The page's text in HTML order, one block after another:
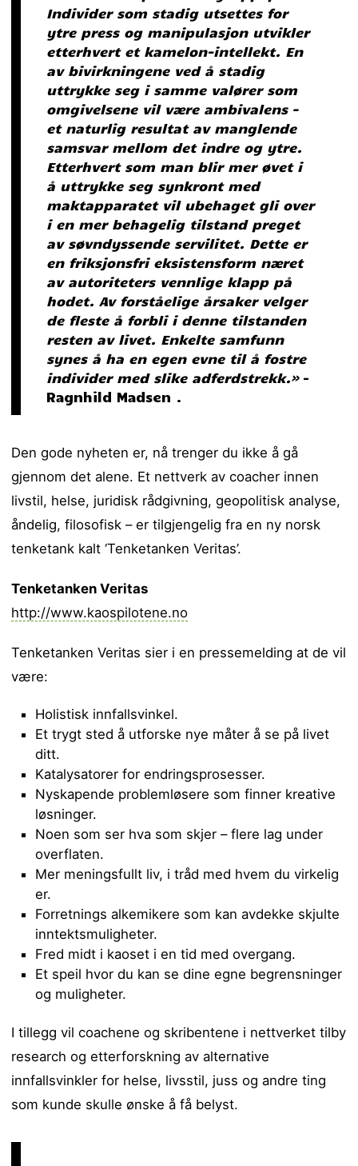
Individer som stadig utsettes for
ytre press og manipulasjon utvikler
etterhvert et kamelon-intellekt. En
av bivirkningene ved å stadig
uttrykke seg i samme valører som
omgivelsene vil være ambivalens –
et naturlig resultat av manglende
samsvar mellom det indre og ytre.
Etterhvert som man blir mer øvet i
å uttrykke seg synkront med
maktapparatet vil ubehaget gli over
i en mer behagelig tilstand preget
av søvndyssende servilitet. Dette er
en friksjonsfri eksistensform næret
av autoriteters vennlige klapp på
hodet. Av forståelige årsaker velger
de fleste å forbli i denne tilstanden
resten av livet. Enkelte samfunn
synes å ha en egen evne til å fostre
individer med slike adferdstrekk.»–
Ragnhild Madsen .
Den gode nyheten er, nå trenger du ikke å gå
gjennom det alene. Et nettverk av coacher innen
livstil, helse, juridisk rådgivning, geopolitisk analyse,
åndelig, filosofisk – er tilgjengelig fra en ny norsk
tenketank kalt ‘Tenketanken Veritas’.
Tenketanken Veritas
http://www.kaospilotene.no
Tenketanken Veritas sier i en pressemelding at de vil
være:
Holistisk innfallsvinkel.
Et trygt sted å utforske nye måter å se på livet
ditt.
Katalysatorer for endringsprosesser.
Nyskapende problemløsere som finner kreative
løsninger.
Noen som ser hva som skjer – flere lag under
overflaten.
Mer meningsfullt liv, i tråd med hvem du virkelig
er.
Forretnings alkemikere som kan avdekke skjulte
inntektsmuligheter.
Fred midt i kaoset i en tid med overgang.
Et speil hvor du kan se dine egne begrensninger
og muligheter.
I tillegg vil coachene og skribentene i nettverket tilby
research og etterforskning av alternative
innfallsvinkler for helse, livsstil, juss og andre ting
som kunde skulle ønske å få belyst.